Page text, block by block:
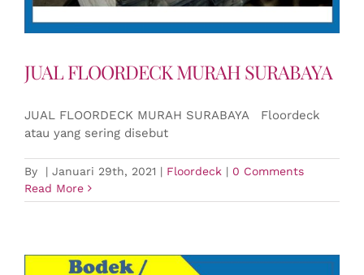
JUAL FLOORDECK MURAH SURABAYA
JUAL FLOORDECK MURAH SURABAYA Floordeck
atau yang sering disebut
By | Januari 29th, 2021 | Floordeck | 0 Comments
Read More